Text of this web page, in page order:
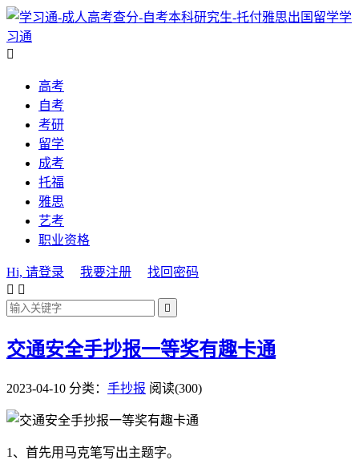
学
习通

高考
自考
考研
留学
成考
托福
雅思
艺考
职业资格
Hi, 请登录 我要注册
找回密码
 

交通安全手抄报一等奖有趣卡通
2023-04-10 分类： 手抄报 阅读(300)
1、首先用马克笔写出主题字。